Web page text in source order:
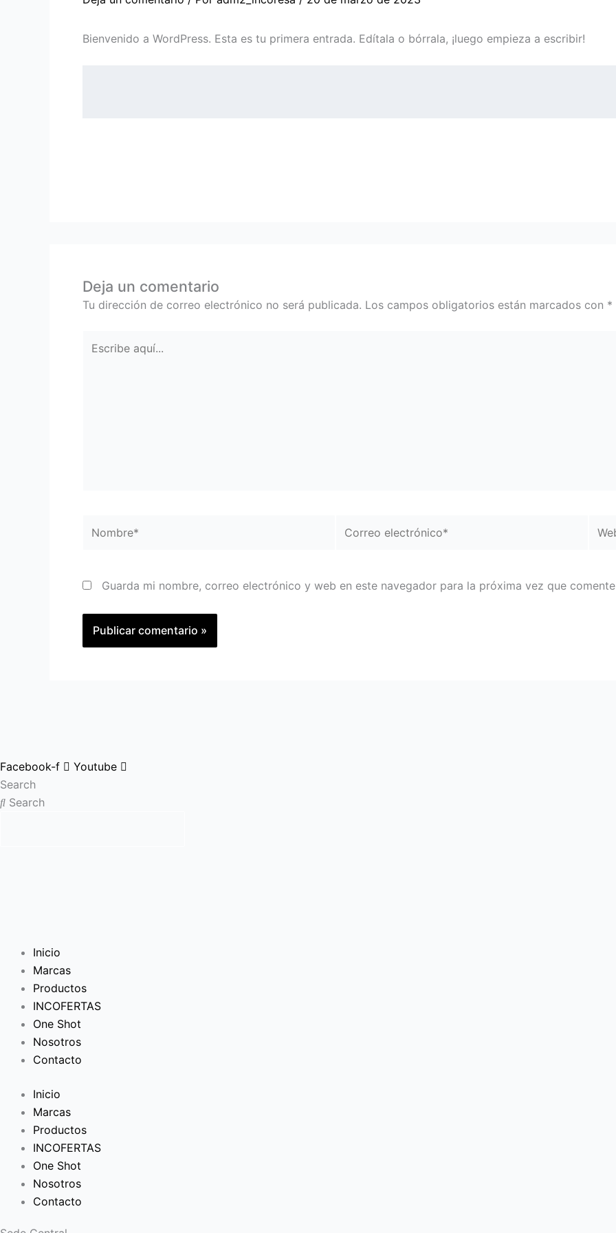
Bienvenido a WordPress. Esta es tu primera entrada. Edítala o bórrala, ¡luego empieza a escribir!
Deja un comentario
Tu dirección de correo electrónico no será publicada. Los campos obligatorios están marcados con *
aquí...
electrónico*
Guarda mi nombre, correo electrónico y web en este navegador para la próxima vez que
Facebook-f
Youtube
Search
Search
Inicio
Marcas
Productos
INCOFERTAS
One Shot
Nosotros
Contacto
Inicio
Marcas
Productos
INCOFERTAS
One Shot
Nosotros
Contacto